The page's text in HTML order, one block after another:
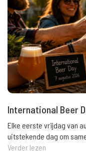
International Beer
Elke eerste vrijdag van
uitstekende dag om
Verder lezen